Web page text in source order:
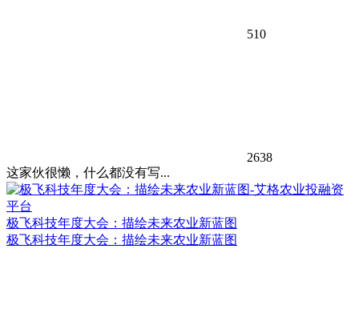
510
2638
这家伙很懒，什么都没有写...
极飞科技年度大会：描绘未来农业新蓝图
极飞科技年度大会：描绘未来农业新蓝图